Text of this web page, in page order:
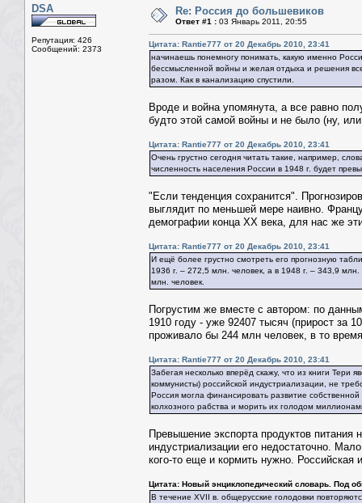
DSA
Репутация: 426
Сообщений: 2373
Re: Россия до большевиков
Ответ #1 : 03 Январь 2011, 20:55
Цитата: Rantie777 от 20 Декабрь 2010, 23:41
начинаешь понемногу понимать, какую именно
бессмысленной войны и желая отдыха и решения
разом. Как в канализацию спустили.
Вроде и война упомянута, а все равно
будто этой самой войны и не было (ну,
Цитата: Rantie777 от 20 Декабрь 2010, 23:41
Очень грустно сегодня читать такие, например,
численность населения России в 1948 г. будет
"Если тенденция сохранится".
выглядит по меньшей мере наивно.
демографии конца XX века, для нас же
Цитата: Rantie777 от 20 Декабрь 2010, 23:41
И ещё более грустно смотреть его прогнозную
1936 г. – 272,5 млн. человек, а в 1948 г. – 343,9
млн. человек.
Погрустим же вместе с автором: по
1910 году - уже 92407 тысяч (прирост за
проживало бы 244 млн человек, в то
Цитата: Rantie777 от 20 Декабрь 2010, 23:41
Забегая несколько вперёд скажу, что из книги Тери
коммунисты) российской индустриализации, не
Россия могла финансировать развитие
колхозного рабства и морить их голодом
Превышение экспорта продуктов питания
индустриализации его недостаточно.
кого-то еще и кормить нужно. Российская
Цитата: Новый энциклопедический словарь. Под
В течение XVII в. общеpyсские голодовки